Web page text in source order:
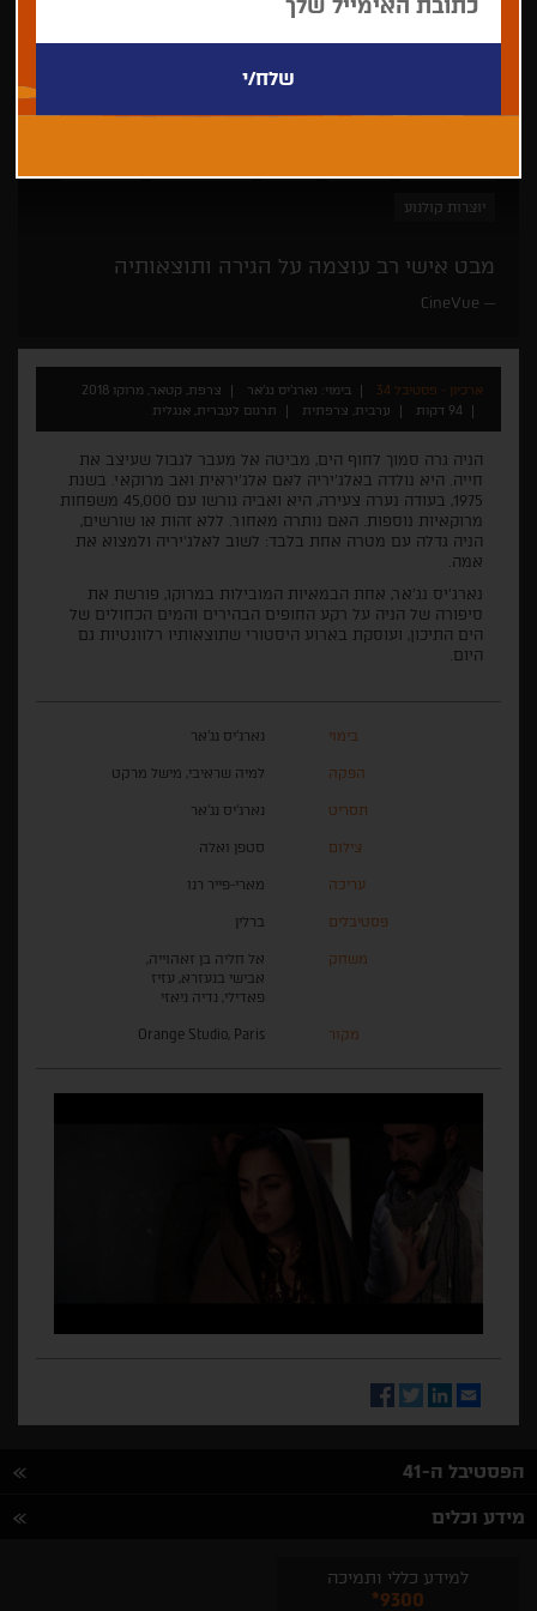
יוצרות קולנוע
מבט אישי רב עוצמה על הגירה ותוצאותיה
CineVue
ארכיון - פסטיבל 34 בימוי: נארג'יס נג'אר
צרפת, קטאר, מרוקו 2018
94 דקות
ערבית, צרפתית תרגום לעברית, אנגלית
הניה גרה סמוך לחוף הים, מביטה אל מעבר לגבול שעיצב את
חייה. היא נולדה באלג'יריה לאם אלג'יראית ואב מרוקאי. בשנת
1975, בעודה נערה צעירה, היא ואביה גורשו עם 45,000 משפחות
מרוקאיות נוספות. האם נותרה מאחור. ללא זהות או שורשים,
הניה גדלה עם מטרה אחת בלבד: לשוב לאלג'יריה ולמצוא את
אמה.
נארג'יס נג'אר, אחת הבמאיות המובילות במרוקו, פורשת את
סיפורה של הניה על רקע החופים הבהירים והמים הכחולים של
הים התיכון, ועוסקת בארוע היסטורי שתוצאותיו רלוונטיות גם
היום.
בימוי נארג'יס נג'אר
הפקה למיה שראיבי, מישל מרקט
תסריט נארג'יס נג'אר
צילום סטפן ואלה
עריכה מארי-פייר רנו
פסטיבלים ברלין
משחק
אל חליה בן זאהוייה,
אבישי בנעזרא, עזיז
פאדילי, נדיה ניאזי
מקור Orange Studio, Paris
Email
LinkedIn
Twitter
Facebook
הפסטיבל ה-41
מידע וכלים
למידע כללי ותמיכה
*9300